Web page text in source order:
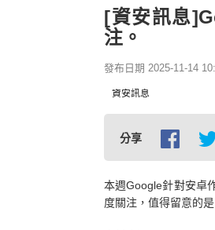
[資安訊息
注。
發布日期 2025-11-14
資安訊息
分享
本週Google針對安卓
度關注，值得留意的